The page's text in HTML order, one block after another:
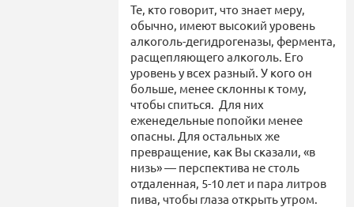
Те, кто говорит, что знает меру,
обычно, имеют высокий уровень
алкоголь-дегидрогеназы, фермента,
расщепляющего алкоголь. Его
уровень у всех разный. У кого он
больше, менее склонны к тому,
чтобы спиться. Для них
еженедельные попойки менее
опасны. Для остальных же
превращение, как Вы сказали, «в
низь» — перспектива не столь
отдаленная, 5-10 лет и пара литров
пива, чтобы глаза открыть утром.